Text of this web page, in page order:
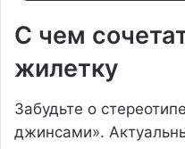
С чем
жилетку
Забудьте о
джинсами».